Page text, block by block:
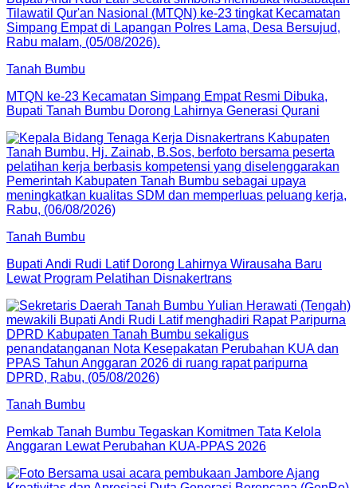
Tanah Bumbu
MTQN ke-23 Kecamatan Simpang Empat Resmi Dibuka,
Bupati Tanah Bumbu Dorong Lahirnya Generasi Qurani
Tanah Bumbu
Bupati Andi Rudi Latif Dorong Lahirnya Wirausaha Baru
Lewat Program Pelatihan Disnakertrans
Tanah Bumbu
Pemkab Tanah Bumbu Tegaskan Komitmen Tata Kelola
Anggaran Lewat Perubahan KUA-PPAS 2026